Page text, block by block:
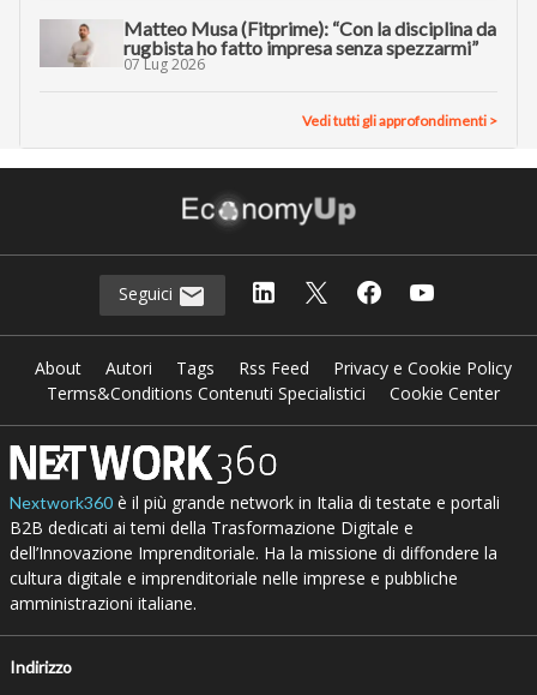
Matteo Musa (Fitprime): “Con la disciplina da
rugbista ho fatto impresa senza spezzarmi”
07 Lug 2026
Vedi tutti gli approfondimenti >
Seguici
About Autori Tags Rss Feed
Privacy e Cookie Policy
Terms&Conditions Contenuti Specialistici
Cookie Center
Nextwork360è il più grande network in Italia di testate e portali
B2B dedicati ai temi della Trasformazione Digitale e
dell’Innovazione Imprenditoriale. Ha la missione di diffondere la
cultura digitale e imprenditoriale nelle imprese e pubbliche
amministrazioni italiane.
Indirizzo